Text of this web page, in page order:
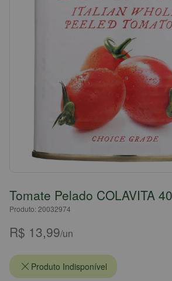
Tomate Pelado COLAVITA
Produto: 20032974
R$ 13,99/un
Produto Indisponível